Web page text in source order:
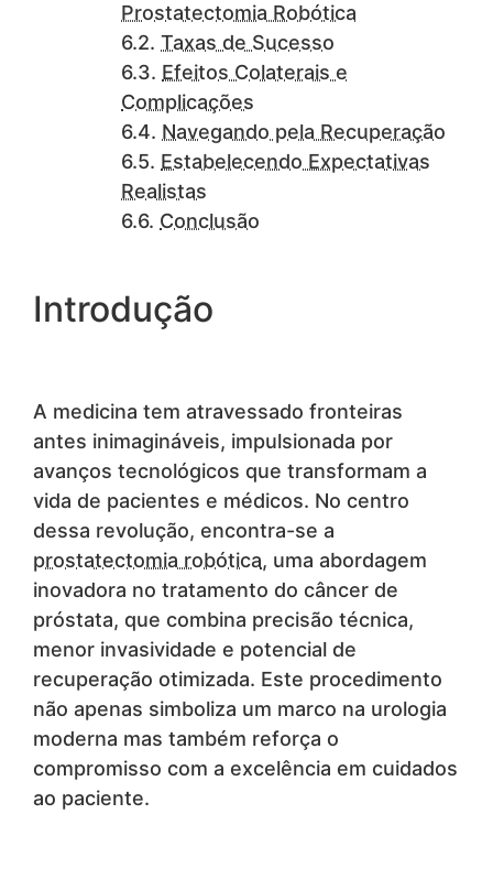
Prostatectomia Robótica
Taxas de Sucesso
Efeitos Colaterais e
Complicações
Navegando pela Recuperação
Estabelecendo Expectativas
Realistas
Conclusão
Introdução
A medicina tem atravessado fronteiras
antes inimagináveis, impulsionada por
avanços tecnológicos que transformam a
vida de pacientes e médicos. No centro
dessa revolução, encontra-se a
prostatectomia robótica, uma abordagem
inovadora no tratamento do câncer de
próstata, que combina precisão técnica,
menor invasividade e potencial de
recuperação otimizada. Este procedimento
não apenas simboliza um marco na urologia
moderna mas também reforça o
compromisso com a excelência em cuidados
ao paciente.